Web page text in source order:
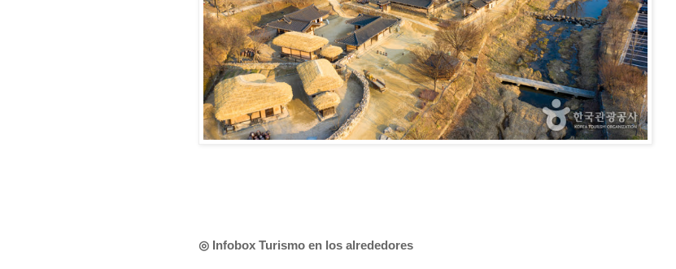
◎ Infobox Turismo en los alrededores